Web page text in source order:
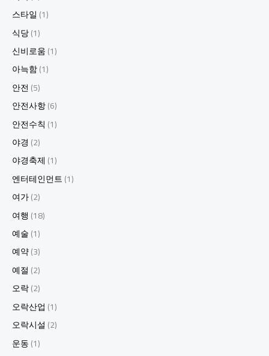
스타일(1)
식당(1)
신비로움(1)
아늑함(1)
안전(5)
안전사항(6)
안전수칙 (1)
야경 (2)
야경축제 (1)
엔터테인먼트(1)
여가(2)
여행 (18)
예술(1)
예약(3)
예절(2)
오락(2)
오락산업 (1)
오락시설(2)
운동(1)